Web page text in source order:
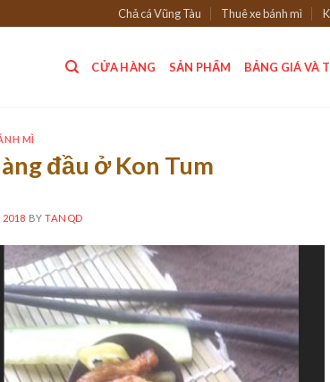
Chả cá Vũng Tàu Thuê xe bánh mì
CỬA HÀNG SẢN PHẨM BẢNG GIÁ VÀ
MÌ
đầu ở Kon Tum
BYTANQD